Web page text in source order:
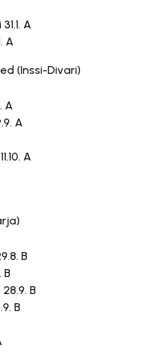
A
A
(Inssi-Divari)
A
A
A
B
B
B
B